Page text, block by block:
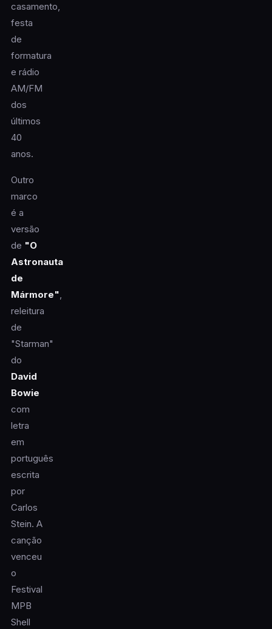
casamento,
festa
de
formatura
e rádio
AM/FM
dos
últimos
40
anos.
Outro
marco
é a
versão
de "O
Astronauta
de
Mármore",
releitura
de
"Starman"
do
David
Bowie
com
letra
em
português
escrita
por
Carlos
Stein. A
canção
venceu
o
Festival
MPB
Shell